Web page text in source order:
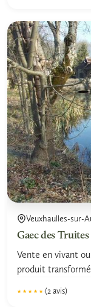
Veuxhaulles-sur-
Gaec des Truites
Vente en vivant
produit
★★★★★
★★★★★ (2 avis)